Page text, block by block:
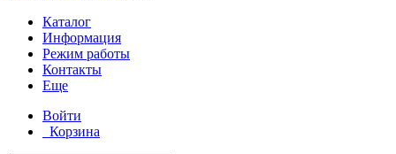
Каталог
Информация
Режим работы
Контакты
Еще
Войти
Корзина